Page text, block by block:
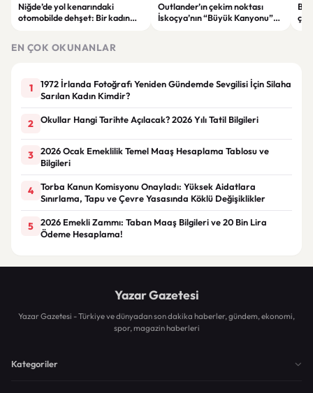
Niğde’de yol kenarındaki
otomobilde dehşet: Bir kadın
Outlander’ın çekim noktası
İskoçya’nın “Büyük Kanyonu”
EN ÇOK OKUNANLAR
1
1972 İrlanda Fotoğrafı Yeniden Gündemde Sevgilisi İçin Silaha
Sarılan Kadın Kimdir?
2 Okullar Hangi Tarihte Açılacak? 2026 Yılı Tatil Bilgileri
3
2026 Ocak Emeklilik Temel Maaş Hesaplama Tablosu ve
Bilgileri
4
Torba Kanun Komisyonu Onayladı: Yüksek Aidatlara
Sınırlama, Tapu ve Çevre Yasasında Köklü Değişiklikler
5
2026 Emekli Zammı: Taban Maaş Bilgileri ve 20 Bin Lira
Ödeme Hesaplama!
Yazar Gazetesi
Yazar Gazetesi - Türkiye ve dünyadan son dakika haberler, gündem, ekonomi,
spor, magazin haberleri
Kategoriler